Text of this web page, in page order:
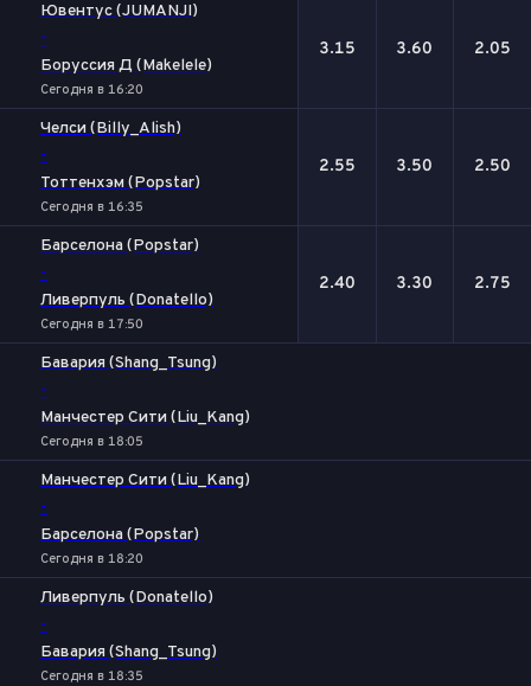
Ювентус (JUMANJI)
-
Боруссия Д (Makelele)
Сегодня в 16:20
3.15 3.60 2.05
Челси (Billy_Alish)
-
Тоттенхэм (Popstar)
Сегодня в 16:35
2.55 3.50 2.50
Барселона (Popstar)
-
Ливерпуль (Donatello)
Сегодня в 17:50
2.40 3.30 2.75
Бавария (Shang_Tsung)
-
Манчестер Сити (Liu_Kang)
Сегодня в 18:05
Манчестер Сити (Liu_Kang)
-
Барселона (Popstar)
Сегодня в 18:20
Ливерпуль (Donatello)
-
Бавария (Shang_Tsung)
Сегодня в 18:35